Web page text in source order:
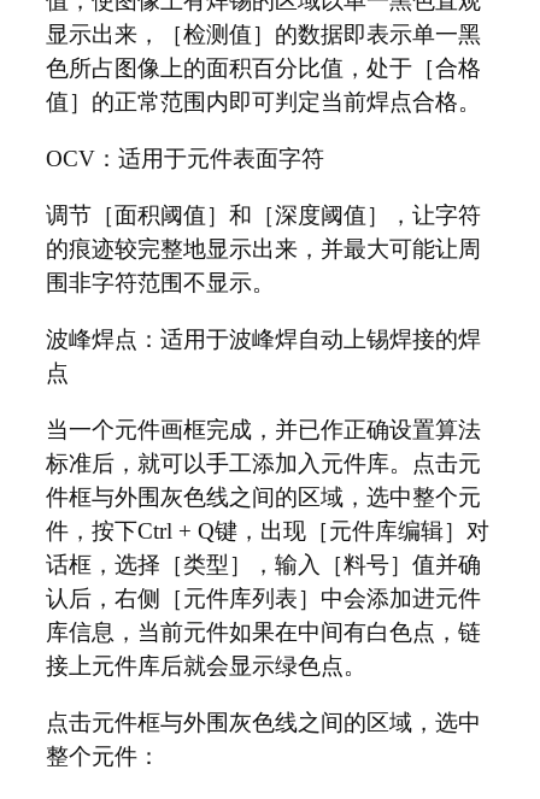
显示出来，［检测值］的数据即表示单一黑
色所占图像上的面积百分比值，处于［合格
值］的正常范围内即可判定当前焊点合格。
OCV：适用于元件表面字符
调节［面积阈值］和［深度阈值］，让字符
的痕迹较完整地显示出来，并最大可能让周
围非字符范围不显示。
波峰焊点：适用于波峰焊自动上锡焊接的焊
点
当一个元件画框完成，并已作正确设置算法
标准后，就可以手工添加入元件库。点击元
件框与外围灰色线之间的区域，选中整个元
件，按下Ctrl + Q键，出现［元件库编辑］对
话框，选择［类型］，输入［料号］值并确
认后，右侧［元件库列表］中会添加进元件
库信息，当前元件如果在中间有白色点，链
接上元件库后就会显示绿色点。
点击元件框与外围灰色线之间的区域，选中
整个元件：